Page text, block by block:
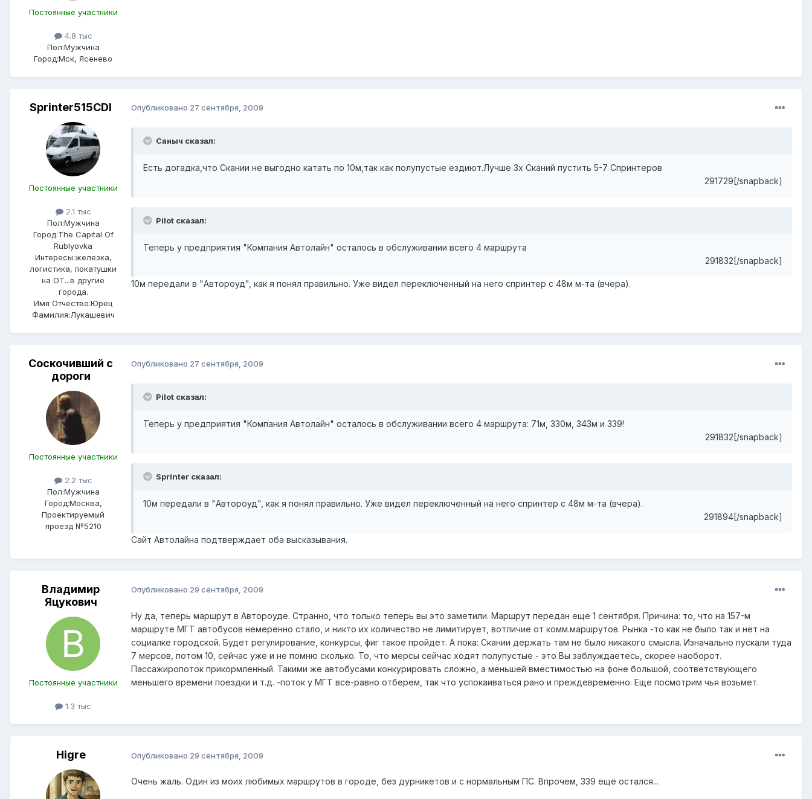
Постоянные участники
4.8 тыс
Пол:Мужчина
Город:Мск, Ясенево
Sprinter515CDI
Постоянные участники
2.1 тыс
Пол:Мужчина
Город:The Capital Of
Rublyovka
Интересы:железка,
логистика, покатушки
на ОТ...в другие
города.
Имя Отчество:Юрец
Фамилия:Лукашевич
Опубликовано 27 сентября, 2009
Саныч сказал:
Есть догадка,что Скании не выгодно катать по 10м,так как полупустые ездиют.Лучше 3х Сканий пустить 5-7 Спринтеров
291729[/snapback]
Pilot сказал:
Теперь у предприятия "Компания Автолайн" осталось в обслуживании всего 4 маршрута
291832[/snapback]
10м передали в "Автороуд", как я понял правильно. Уже видел переключенный на него спринтер с 48м м-та (вчера).
Соскочивший с
дороги
Постоянные участники
2.2 тыс
Пол:Мужчина
Город:Москва,
Проектируемый
проезд №5210
Опубликовано 27 сентября, 2009
Pilot сказал:
Теперь у предприятия "Компания Автолайн" осталось в обслуживании всего 4 маршрута: 71м, 330м, 343м и 339!
291832[/snapback]
Sprinter сказал:
10м передали в "Автороуд", как я понял правильно. Уже видел переключенный на него спринтер с 48м м-та (вчера).
291894[/snapback]
Сайт Автолайна подтверждает оба высказывания.
Владимир
Яцукович
Постоянные участники
1.3 тыс
Опубликовано 29 сентября, 2009
Ну да, теперь маршрут в Автороуде. Странно, что только теперь вы это заметили. Маршрут передан еще 1 сентября. Причина: то, что на 157-м
маршруте МГТ автобусов немеренно стало, и никто их количество не лимитирует, вотличие от комм.маршрутов. Рынка -то как не было так и нет на
социалке городской. Будет регулирование, конкурсы, фиг такое пройдет. А пока: Скании держать там не было никакого смысла. Изначально пускали туда
7 мерсов, потом 10, сейчас уже и не помню сколько. То, что мерсы сейчас ходят полупустые - это Вы заблуждаетесь, скорее наоборот.
Пассажиропоток прикормленный. Такими же автобусами конкурировать сложно, а меньшей вместимостью на фоне большой, соответствующего
меньшего времени поездки и т.д. -поток у МГТ все-равно отберем, так что успокаиваться рано и преждевременно. Еще посмотрим чья возьмет.
Higre Опубликовано 29 сентября, 2009
Очень жаль. Один из моих любимых маршрутов в городе, без дурникетов и с нормальным ПС. Впрочем, 339 ещё остался...